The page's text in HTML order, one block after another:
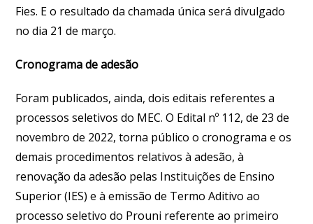
Fies. E o resultado da chamada única será divulgado
no dia 21 de março.
Cronograma de adesão
Foram publicados, ainda, dois editais referentes a
processos seletivos do MEC. O Edital nº 112, de 23 de
novembro de 2022, torna público o cronograma e os
demais procedimentos relativos à adesão, à
renovação da adesão pelas Instituições de Ensino
Superior (IES) e à emissão de Termo Aditivo ao
processo seletivo do Prouni referente ao primeiro